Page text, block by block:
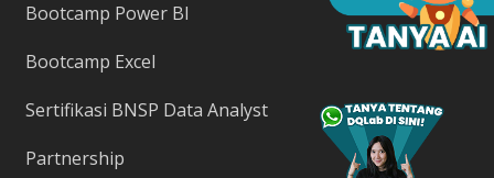
Bootcamp Power BI
Bootcamp Excel
Sertifikasi BNSP Data Analyst
Partnership